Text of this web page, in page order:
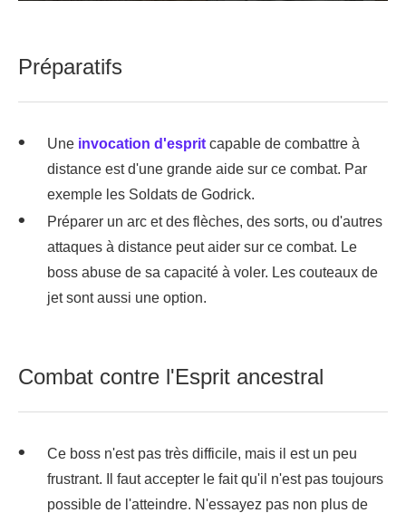
Préparatifs
Une invocation d'esprit capable de combattre à
distance est d'une grande aide sur ce combat. Par
exemple les Soldats de Godrick.
Préparer un arc et des flèches, des sorts, ou d'autres
attaques à distance peut aider sur ce combat. Le
boss abuse de sa capacité à voler. Les couteaux de
jet sont aussi une option.
Combat contre l'Esprit ancestral
Ce boss n'est pas très difficile, mais il est un peu
frustrant. Il faut accepter le fait qu'il n'est pas toujours
possible de l'atteindre. N'essayez pas non plus de